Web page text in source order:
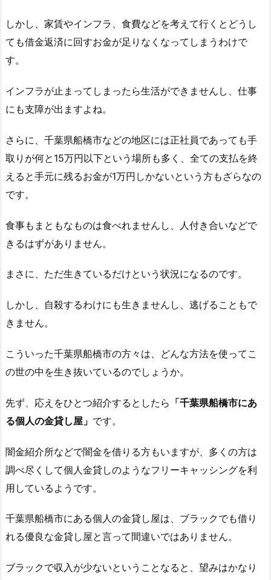
しかし、家賃やインフラ、食費などを考えて行くとどうし
ても借金返済に回すお金が足りなくなってしまうわけで
す。
インフラが止まってしまったら生活ができませんし、仕事
にも支障が出ますよね。
さらに、千葉県船橋市などの地区には正社員であっても手
取りが何と15万円以下という場所も多く、全ての支払を終
えると手元に残るお金が1万円しかないという方もざらなの
です。
食事もまともなものは食べれませんし、人付き合いなどで
きるはずがありません。
まさに、ただ生きているだけという状況になるのです。
しかし、自殺するわけにも生きませんし、逃げることもで
きません。
こういった千葉県船橋市の方々は、どんな方法を使ってこ
の世の中を生き抜いているのでしょうか。
先ず、応えをひとつ紹介するとしたら 「千葉県船橋市にあ
る個人の金貸し屋」 です。
闇金紹介所などで闇金を借りる方もいますが、多くの方は
調べ尽くして個人金貸しのようなフリーキャッシングを利
用しているようです。
千葉県船橋市にある個人の金貸し屋は、ブラックでも借り
れる優良な金貸し屋と言って間違いではありません。
ブラックで収入が少ないということなると、望みはかなり